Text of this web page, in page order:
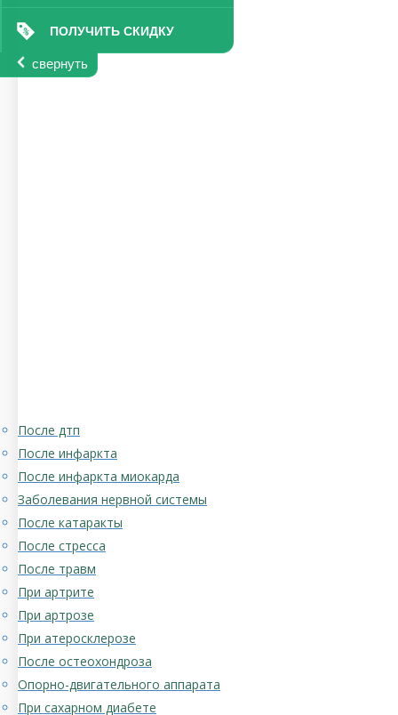
ПОЛУЧИТЬ СКИДКУ
свернуть
После дтп
После инфаркта
После инфаркта миокарда
Заболевания нервной системы
После катаракты
После стресса
После травм
При артрите
При артрозе
При атеросклерозе
После остеохондроза
Опорно-двигательного аппарата
При сахарном диабете